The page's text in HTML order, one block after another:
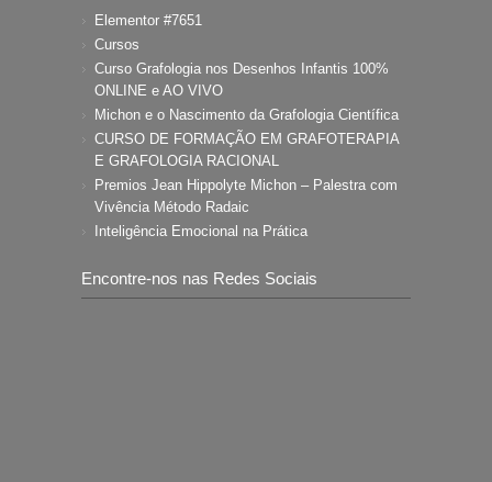
Elementor #7651
Cursos
Curso Grafologia nos Desenhos Infantis 100%
ONLINE e AO VIVO
Michon e o Nascimento da Grafologia Científica
CURSO DE FORMAÇÃO EM GRAFOTERAPIA
E GRAFOLOGIA RACIONAL
Premios Jean Hippolyte Michon – Palestra com
Vivência Método Radaic
Inteligência Emocional na Prática
Encontre-nos nas Redes Sociais